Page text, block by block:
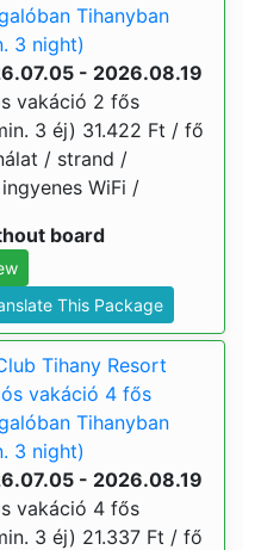
Tihanyban
3 night)
- 2026.08.19
vakáció 2 fős
3 éj) 31.422 Ft / fő
/ strand /
WiFi /
board
This Package
Tihany Resort
vakáció 4 fős
Tihanyban
3 night)
- 2026.08.19
vakáció 4 fős
3 éj) 21.337 Ft / fő